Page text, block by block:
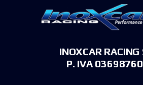
INOXCAR RACING
P. IVA